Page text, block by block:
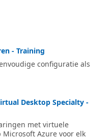
- Training
configuratie als
Desktop Specialty -
met virtuele
Azure voor elk